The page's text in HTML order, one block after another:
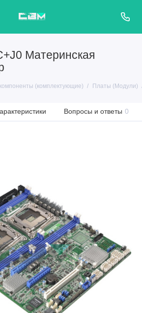
Материнская
(комплектующие) Платы (Модули)
Вопросы и ответы 0